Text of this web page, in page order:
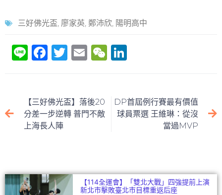
三好佛光盃, 廖家英, 鄭沛欣, 陽明高中
Li F
e
b
o
T
er
E
l
W
h
at
e
dI
【三好佛光盃】落後20
分差一步逆轉 普門不敵
上海長人陣
DP首屆例行賽最有價值
球員票選 王維琳：從沒
當過MVP
【114全運會】「雙北大戰」四強提前上演
新北市擊敗臺北市目標重返后座